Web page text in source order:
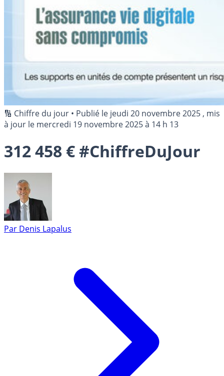
🔢 Chiffre du jour • Publié le jeudi 20 novembre 2025 , mis
à jour le mercredi 19 novembre 2025 à 14 h 13
312 458 € #ChiffreDuJour
Par Denis Lapalus